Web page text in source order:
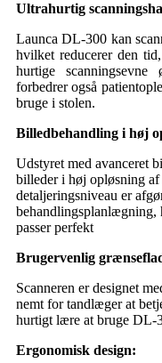
Ultrahurtig
Launca DL-300 kan
hvilket reducerer den
hurtige
forbedrer også
bruge i stolen.
Billedbehandling i høj
Udstyret med avanceret
billeder i høj opløsning
detaljeringsniveau er
behandlingsplanlægning,
passer perfekt
Brugervenlig
Scanneren er designet
nemt for tandlæger at
hurtigt lære at bruge DL-
Ergonomisk design: